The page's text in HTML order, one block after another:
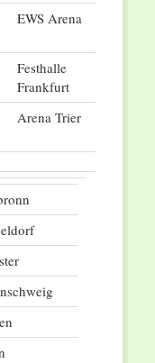
EWS Arena
Festhalle
Frankfurt
Arena Trier